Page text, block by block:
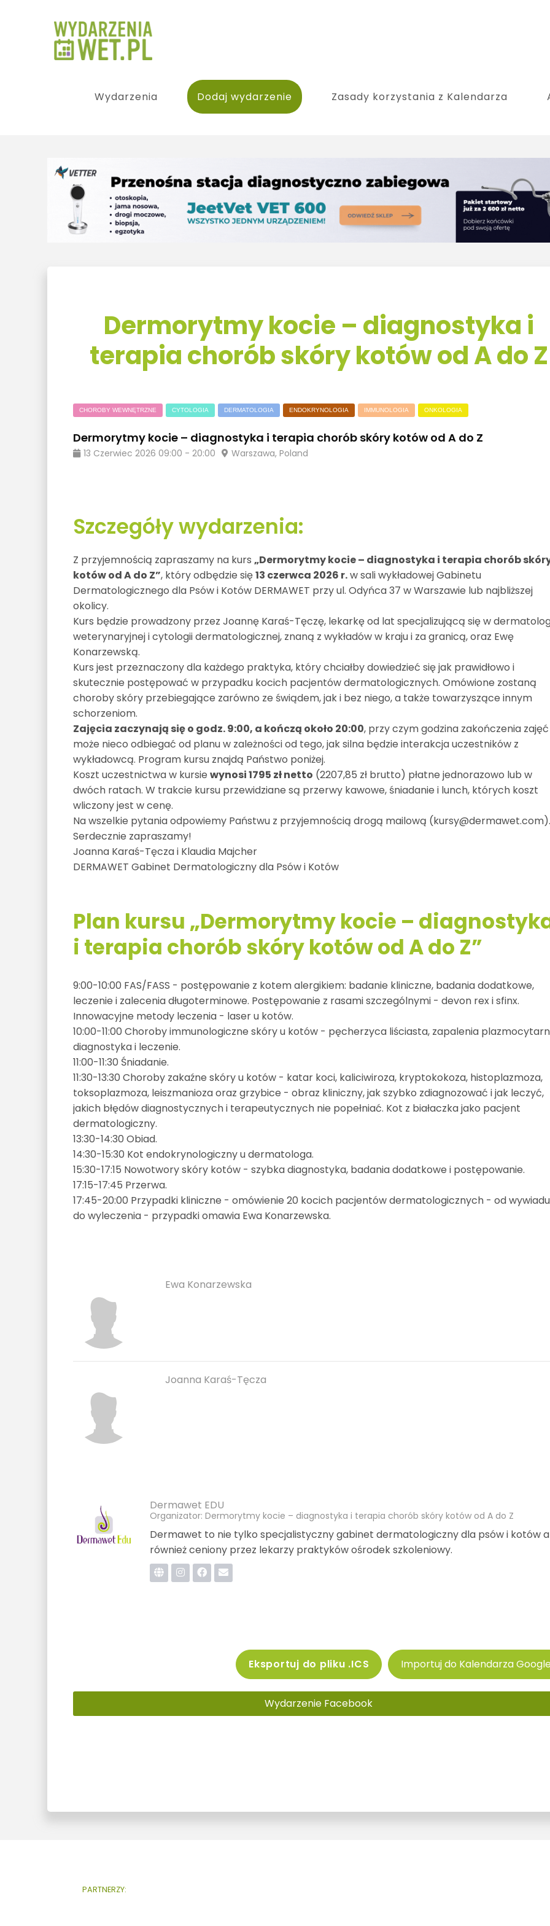
Wydarzenia Dodaj wydarzenie Zasady korzystania z Kalendarza
Dermorytmy kocie – diagnostyka i
terapia chorób skóry kotów od A do Z
CHOROBY WEWNĘTRZNE CYTOLOGIA DERMATOLOGIA ENDOKRYNOLOGIA IMMUNOLOGIA ONKOLOGIA
Dermorytmy kocie – diagnostyka i terapia chorób skóry kotów od A do Z
13 Czerwiec 2026 09:00 -20:00 Warszawa, Poland
Szczegóły wydarzenia:
Z przyjemnością zapraszamy na kurs „Dermorytmy kocie – diagnostyka i terapia chorób
kotów od A do Z”, który odbędzie się13 czerwca 2026 r.w sali wykładowej Gabinetu
Dermatologicznego dla Psów i Kotów DERMAWET przy ul. Odyńca 37 w Warszawie lub najbliższej
okolicy.
Kurs będzie prowadzony przez Joannę Karaś-Tęczę, lekarkę od lat specjalizującą się w
weterynaryjnej i cytologii dermatologicznej, znaną z wykładów w kraju i za granicą, oraz Ewę
Konarzewską.
Kurs jest przeznaczony dla każdego praktyka, który chciałby dowiedzieć się jak prawidłowo i
skutecznie postępować w przypadku kocich pacjentów dermatologicznych. Omówione zostaną
choroby skóry przebiegające zarówno ze świądem, jak i bez niego, a także towarzyszące innym
schorzeniom.
Zajęcia zaczynają się o godz. 9:00, a kończą około 20:00, przy czym godzina zakończenia zajęć
może nieco odbiegać od planu w zależności od tego, jak silna będzie interakcja uczestników z
wykładowcą. Program kursu znajdą Państwo poniżej.
Koszt uczestnictwa w kursiewynosi 1795 zł netto (2207,85 zł brutto) płatne jednorazowo lub w
dwóch ratach. W trakcie kursu przewidziane są przerwy kawowe, śniadanie i lunch, których koszt
wliczony jest w cenę.
Na wszelkie pytania odpowiemy Państwu z przyjemnością drogą mailową
Serdecznie zapraszamy!
Joanna Karaś-Tęcza i Klaudia Majcher
DERMAWET Gabinet Dermatologiczny dla Psów i Kotów
Plan kursu „Dermorytmy kocie –
i terapia chorób skóry kotów od A do Z”
9:00-10:00 FAS/FASS - postępowanie z kotem alergikiem: badanie kliniczne, badania dodatkowe,
leczenie i zalecenia długoterminowe. Postępowanie z rasami szczególnymi - devon rex i sfinx.
Innowacyjne metody leczenia - laser u kotów.
10:00-11:00 Choroby immunologiczne skóry u kotów - pęcherzyca liściasta, zapalenia
diagnostyka i leczenie.
11:00-11:30 Śniadanie.
11:30-13:30 Choroby zakaźne skóry u kotów - katar koci, kaliciwiroza, kryptokokoza, histoplazmoza,
toksoplazmoza, leiszmanioza oraz grzybice - obraz kliniczny, jak szybko zdiagnozować i jak leczyć,
jakich błędów diagnostycznych i terapeutycznych nie popełniać. Kot z białaczka jako pacjent
dermatologiczny.
13:30-14:30 Obiad.
14:30-15:30 Kot endokrynologiczny u dermatologa.
15:30-17:15 Nowotwory skóry kotów - szybka diagnostyka, badania dodatkowe i postępowanie.
17:15-17:45 Przerwa.
17:45-20:00 Przypadki kliniczne - omówienie 20 kocich pacjentów dermatologicznych - od wywiadu
do wyleczenia - przypadki omawia Ewa Konarzewska.
Ewa Konarzewska
Joanna Karaś-Tęcza
Dermawet EDU
Organizator: Dermorytmy kocie – diagnostyka i terapia chorób skóry kotów od A do Z
Dermawet to nie tylko specjalistyczny gabinet dermatologiczny dla psów i kotów
również ceniony przez lekarzy praktyków ośrodek szkoleniowy.
Eksportuj do pliku .ICS Importuj do Kalendarza
Wydarzenie Facebook
PARTNERZY: